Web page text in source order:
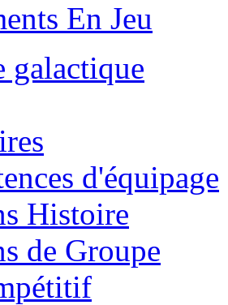
En Jeu
galactique
d'équipage
Histoire
de Groupe